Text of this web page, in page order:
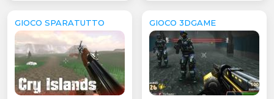
GIOCO SPARATUTTO GIOCO 3DGAME